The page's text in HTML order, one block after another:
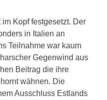
Kopf festgesetzt. Der
in Italien an
Teilnahme war kaum
Gegenwind aus
Beitrag die ihre
wähnen. Die
Ausschluss Estlands